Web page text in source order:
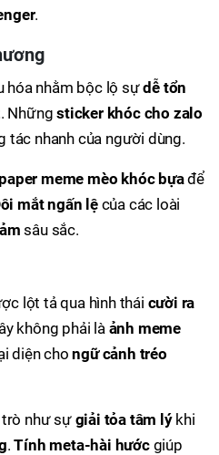
.
hóa nhằm bộc lộ sựdễ tổn
. Nhữngsticker khóc cho zalo
tác nhanh của người dùng.
meme mèo khóc bựađể
mắt ngấn lệcủa các loài
sâu sắc.
lột tả qua hình thái cười ra
không phải là ảnh meme
diện chongữ cảnh tréo
như sựgiải tỏa tâm lýkhi
.Tính meta-hài hướcgiúp